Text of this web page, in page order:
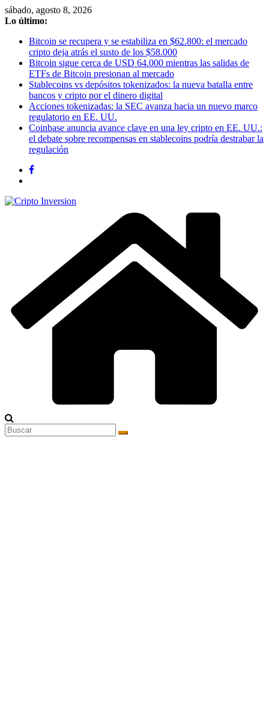
Saltar
al
sábado, agosto 8, 2026
Lo último:
Bitcoin se recupera y se estabiliza en $62.800: el mercado
cripto deja atrás el susto de los $58.000
Bitcoin sigue cerca de USD 64.000 mientras las salidas de
ETFs de Bitcoin presionan al mercado
Stablecoins vs depósitos tokenizados: la nueva batalla entre
bancos y cripto por el dinero digital
Acciones tokenizadas: la SEC avanza hacia un nuevo marco
regulatorio en EE. UU.
Coinbase anuncia avance clave en una ley cripto en EE. UU.:
el debate sobre recompensas en stablecoins podría destrabar la
regulación